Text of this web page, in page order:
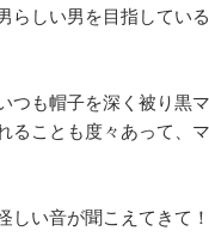
しい男を目指してい
も帽子を深く被り
ることも度々あって
しい音が聞こえてきて